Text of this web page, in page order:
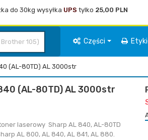
do 30kg wysyłka UPS tylko 25,00 PLN
Części
(AL-80TD) AL 3000str
(AL-80TD) AL 3000str
laserowy Sharp AL 840, AL-80TD
AL 800, AL 840, AL 841, AL 880.